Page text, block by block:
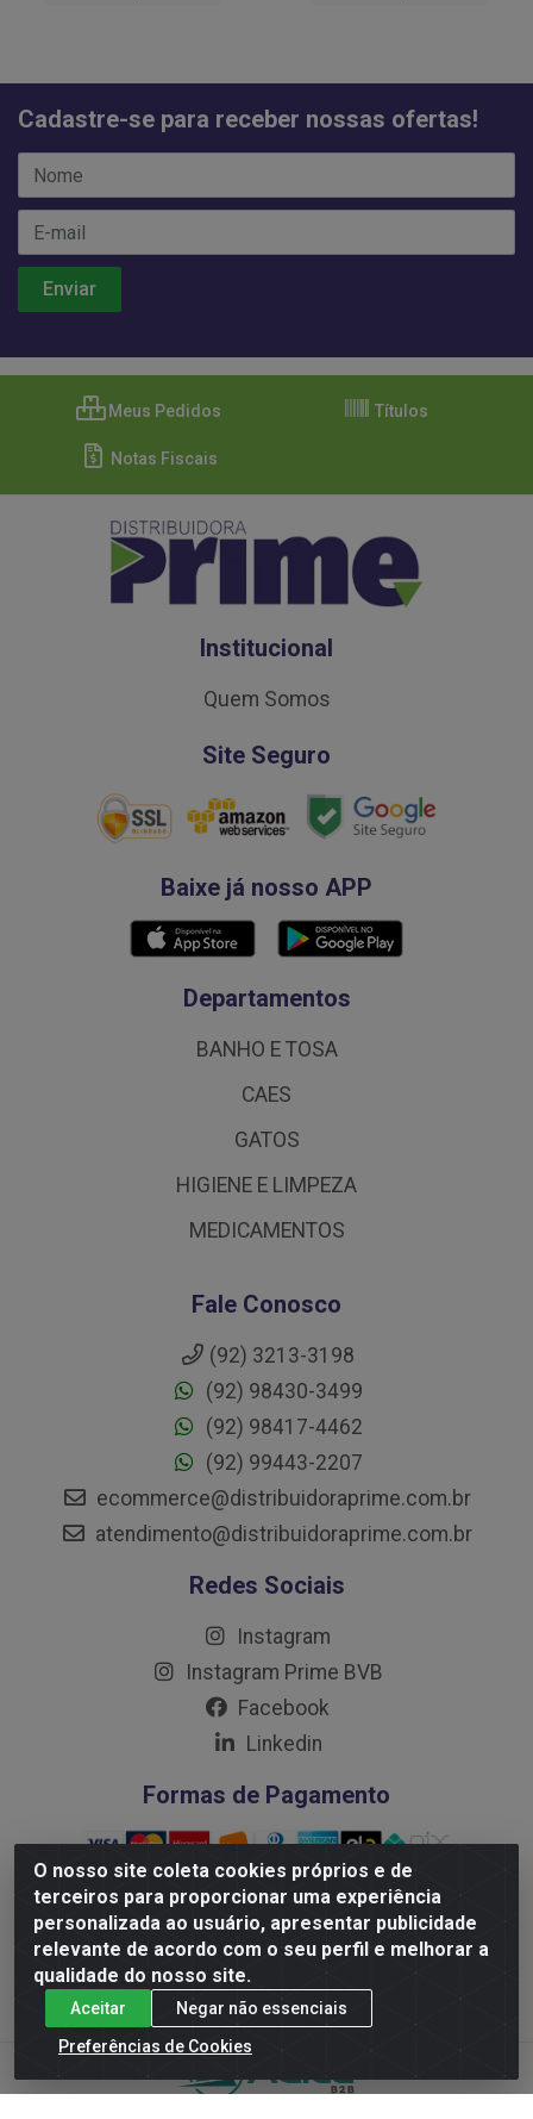
O nosso site coleta cookies próprios e de
terceiros para proporcionar uma experiência
personalizada ao usuário, apresentar publicidade
relevante de acordo com o seu perfil e melhorar a
qualidade do nosso site.
Aceitar
Negar não essenciais
Preferências de Cookies
Cadastre-se para receber nossas ofertas!
Meus Pedidos Títulos
Notas Fiscais
Institucional
Quem Somos
Site Seguro
Baixe já nosso APP
Departamentos
BANHO E TOSA
CAES
GATOS
HIGIENE E LIMPEZA
MEDICAMENTOS
Fale Conosco
(92) 3213-3198
(92) 98430-3499
(92) 98417-4462
(92) 99443-2207
ecommerce@distribuidoraprime.com.br
atendimento@distribuidoraprime.com.br
Redes Sociais
Instagram
Instagram Prime BVB
Facebook
Linkedin
Formas de Pagamento
Distribuidora Prime LTDA - Av. Professor Nilton Lins, 781 -
Flores, Manaus/AM - CEP 69.058-030 - CNPJ:
10.717.750/0001-32